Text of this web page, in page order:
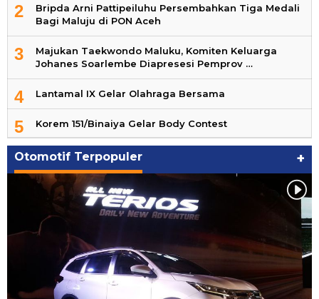
2
Bripda Arni Pattipeiluhu Persembahkan Tiga Medali
Bagi Maluju di PON Aceh
3
Majukan Taekwondo Maluku, Komiten Keluarga
Johanes Soarlembe Diapresesi Pemprov …
4 Lantamal IX Gelar Olahraga Bersama
5 Korem 151/Binaiya Gelar Body Contest
Otomotif Terpopuler +